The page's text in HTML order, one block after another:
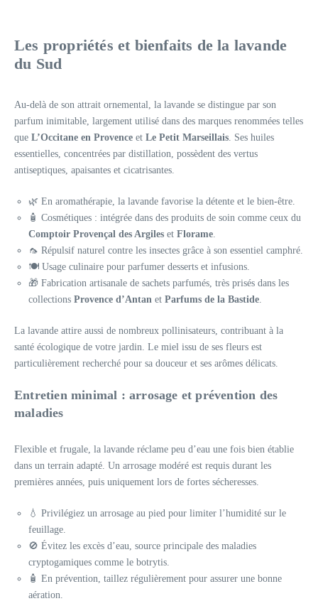
Les propriétés et bienfaits de la lavande
du Sud
Au-delà de son attrait ornemental, la lavande se distingue par son
parfum inimitable, largement utilisé dans des marques renommées telles
que L’Occitane en Provence et Le Petit Marseillais. Ses huiles
essentielles, concentrées par distillation, possèdent des vertus
antiseptiques, apaisantes et cicatrisantes.
🌿 En aromathérapie, la lavande favorise la détente et le bien-être.
🧴 Cosmétiques : intégrée dans des produits de soin comme ceux du
Comptoir Provençal des Argiles et Florame.
🦟 Répulsif naturel contre les insectes grâce à son essentiel camphré.
🍽️ Usage culinaire pour parfumer desserts et infusions.
🎁 Fabrication artisanale de sachets parfumés, très prisés dans les
collections Provence d’Antan et Parfums de la Bastide.
La lavande attire aussi de nombreux pollinisateurs, contribuant à la
santé écologique de votre jardin. Le miel issu de ses fleurs est
particulièrement recherché pour sa douceur et ses arômes délicats.
Entretien minimal : arrosage et prévention des
maladies
Flexible et frugale, la lavande réclame peu d’eau une fois bien établie
dans un terrain adapté. Un arrosage modéré est requis durant les
premières années, puis uniquement lors de fortes sécheresses.
💧 Privilégiez un arrosage au pied pour limiter l’humidité sur le
feuillage.
🚫 Évitez les excès d’eau, source principale des maladies
cryptogamiques comme le botrytis.
🧴 En prévention, taillez régulièrement pour assurer une bonne
aération.